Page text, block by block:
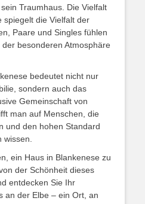
Traumhaus. Die Vielfalt
spiegelt die Vielfalt der
Paare und Singles fühlen
besonderen Atmosphäre
bedeutet nicht nur
sondern auch das
Gemeinschaft von
man auf Menschen, die
und den hohen Standard
ein Haus in Blankenese zu
der Schönheit dieses
entdecken Sie Ihr
an der Elbe – ein Ort, an